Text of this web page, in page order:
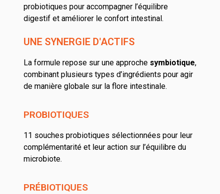
probiotiques pour accompagner l’équilibre
digestif et améliorer le confort intestinal.
UNE SYNERGIE D'ACTIFS
La formule repose sur une approche symbiotique,
combinant plusieurs types d’ingrédients pour agir
de manière globale sur la flore intestinale.
PROBIOTIQUES
11 souches probiotiques sélectionnées pour leur
complémentarité et leur action sur l’équilibre du
microbiote.
PRÉBIOTIQUES